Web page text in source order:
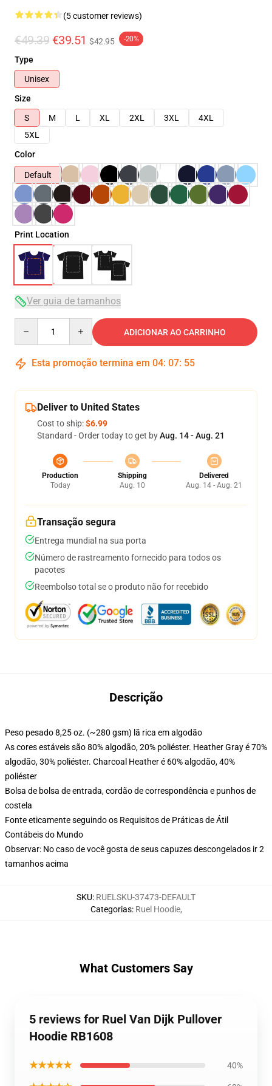
(5 customer reviews)
€49.39 €39.51 $42.95 -20%
Type
Unisex
Size
S
M L XL 2XL 3XL
4XL
5XL
Color
Default
Print Location
Ver guia de tamanhos
ADICIONAR AO CARRINHO
Esta promoção termina em 04: 07: 54
Deliver to United States
Cost to ship:$6.99
Standard - Order today to get byAug. 14 - Aug. 21
Production
Today
Shipping
Aug. 10
Delivered
Aug. 14 - Aug. 21
Transação segura
Entrega mundial na sua porta
Número de rastreamento fornecido para todos os
pacotes
Reembolso total se o produto não for recebido
Descrição
Peso pesado 8,25 oz. (~280 gsm) lã rica em algodão
As cores estáveis são 80% algodão, 20% poliéster. Heather Gray é 70%
algodão, 30% poliéster. Charcoal Heather é 60% algodão, 40%
poliéster
Bolsa de bolsa de entrada, cordão de correspondência e punhos de
costela
Fonte eticamente seguindo os Requisitos de Práticas de Átil
Contábeis do Mundo
Observar: No caso de você gosta de seus capuzes descongelados ir 2
tamanhos acima
SKU: RUELSKU-37473-DEFAULT
Categorias: Ruel Hoodie,
What Customers Say
5 reviews for Ruel Van Dijk Pullover
Hoodie RB1608
★★★★★ 40%